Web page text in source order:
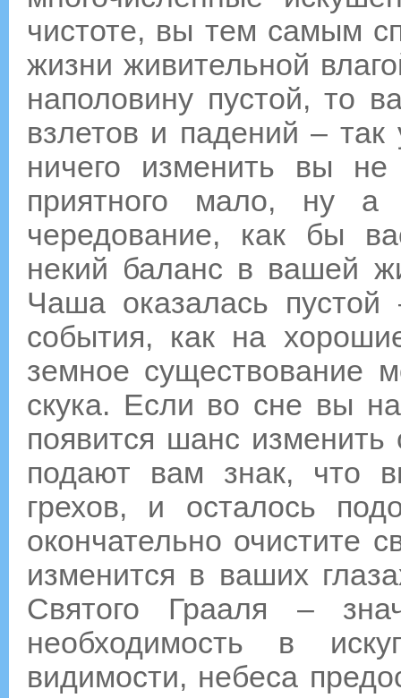
чистоте, вы тем самым
жизни живительной
наполовину пустой, то
взлетов и падений – так
ничего изменить вы
приятного мало, ну
чередование, как бы
некий баланс в вашей
Чаша оказалась
события, как на
земное существование
скука. Если во сне вы
появится шанс
подают вам знак, что
грехов, и осталось
окончательно очистите
изменится в ваших
Святого Грааля –
необходимость в
видимости, небеса